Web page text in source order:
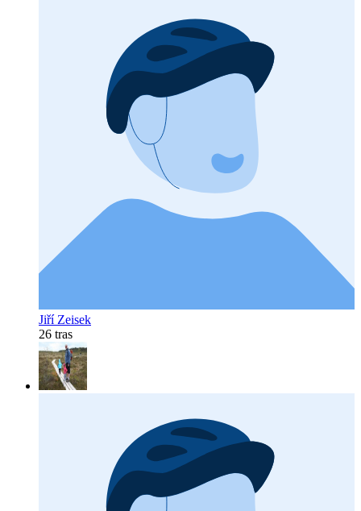
Jiří Zeisek
26 tras